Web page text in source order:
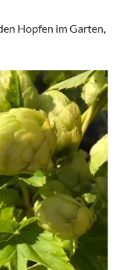
Hopfen im Garten,